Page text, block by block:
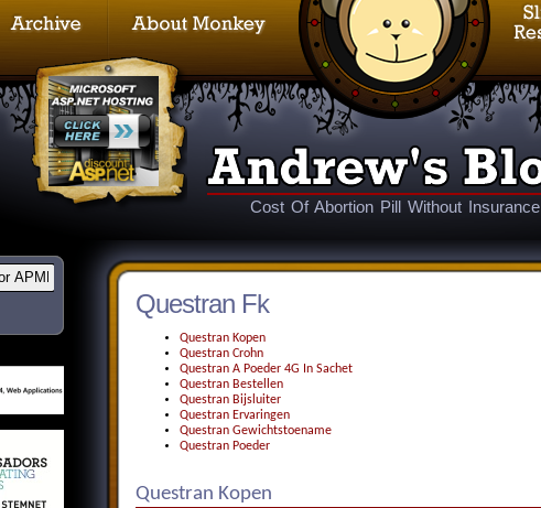
Cost Of Abortion Pill Without Insurance
Questran Fk
Questran Kopen
Questran Crohn
Questran A Poeder 4G In Sachet
Questran Bestellen
Questran Bijsluiter
Questran Ervaringen
Questran Gewichtstoename
Questran Poeder
Questran Kopen